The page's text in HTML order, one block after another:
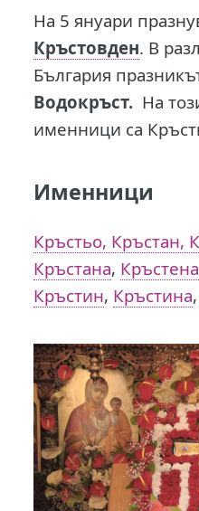
На 5 януари
Кръстовден. В
България
Водокръст. На
именници са
Именници
Кръстьо, Кръстан,
Кръстана, Кръстена
Кръстин, Кръстина,